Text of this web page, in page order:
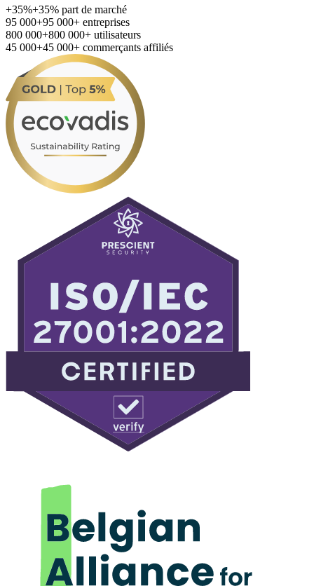
+35%+35% part de marché
95 000+95 000+ entreprises
800 000+800 000+ utilisateurs
45 000+45 000+ commerçants affiliés